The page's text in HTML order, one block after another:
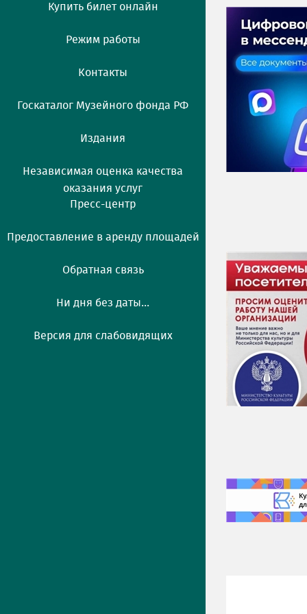
Купить билет онлайн
Режим работы
Контакты
Госкаталог Музейного фонда РФ
Издания
Независимая оценка качества
оказания услуг
Пресс-центр
Предоставление в аренду площадей
Обратная связь
Ни дня без даты...
Версия для слабовидящих